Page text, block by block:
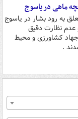
ماهی در یاسوج
به رود بشار در یاسوج
عدم نظارت دقیق
جهاد کشاورزی و محیط
.